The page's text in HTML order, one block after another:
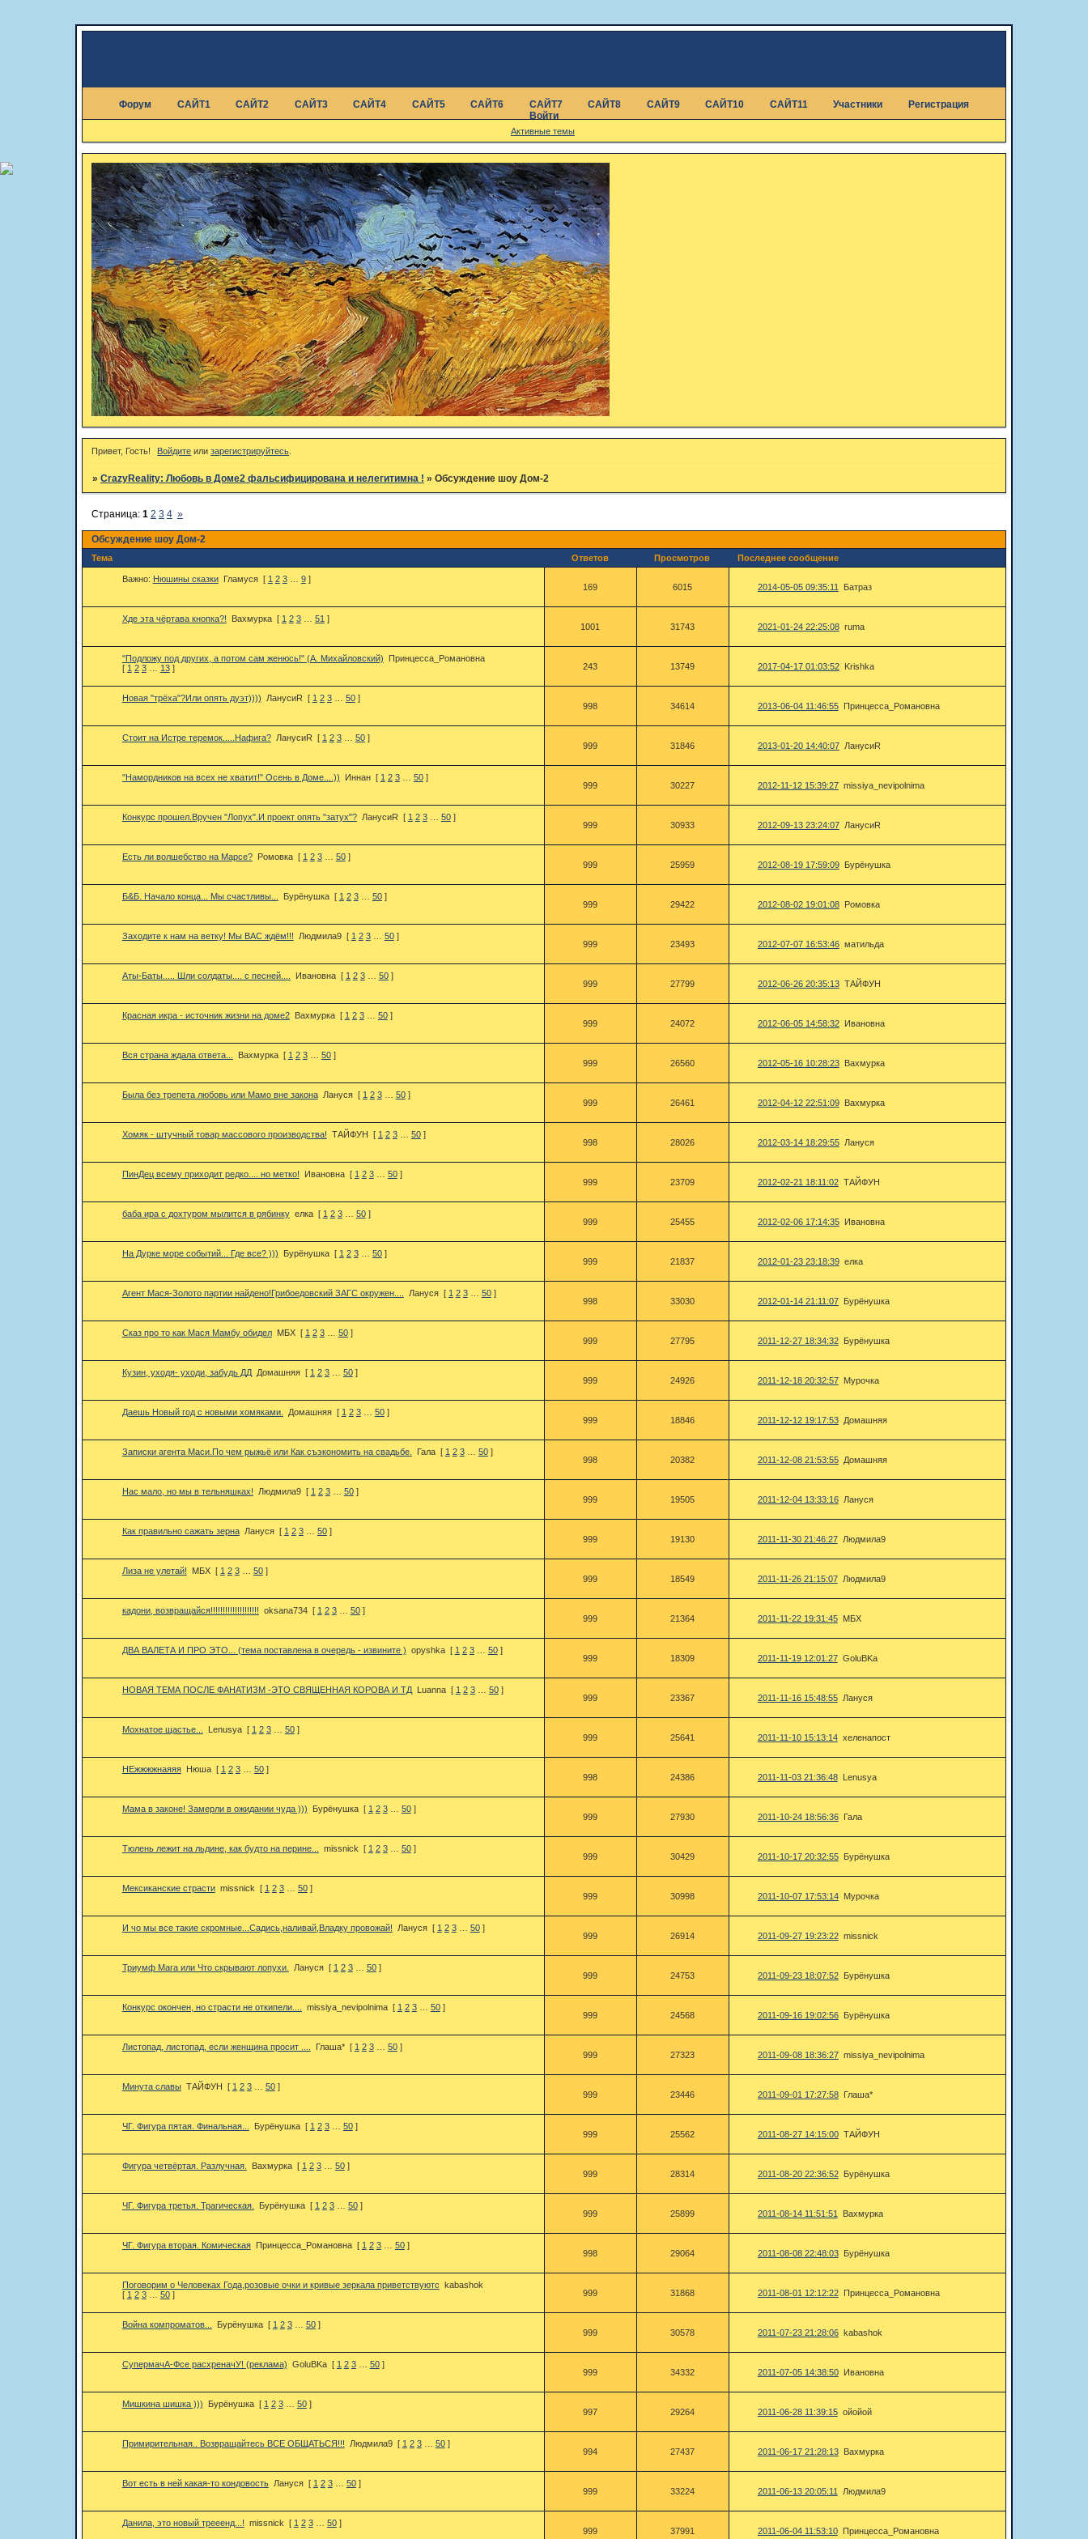
Форум САЙТ1 САЙТ2 САЙТ3 САЙТ4 САЙТ5 САЙТ6 САЙТ7 САЙТ8 САЙТ9 САЙТ10 САЙТ11 Участники
Регистрация
Войти
Активные темы
Привет, Гость! Войдите илизарегистрируйтесь
» CrazyReality: Любовь в Доме2 фальсифицирована и нелегитимна ! » Обсуждение шоу Дом-2
Обсуждение шоу Дом-2
Страница: 1 2 3 4 »
Тема Ответов Просмотров Последнее сообщение
Важно: Нюшины сказки Гламуся [ 1 2 3 9 ]
169
6015 2014-05-05 09:35:11 Батраз
Хде эта чёртава кнопка?! Вахмурка [ 1 2 3 51 ]
1001
31743 2021-01-24 22:25:08 ruma
"Подложу под других, а потом сам женюсь!" (А. Михайловский)
Принцесса_Романовна
[ 1 2 3 13 ] 243 13749 2017-04-17 01:03:52 Krishka
Новая "трёха"?Или опять дуэт)))) ЛанусиR [ 1 2 3 50 ]
998
34614 2013-06-04 11:46:55 Принцесса_Романовна
Стоит на Истре теремок.....Нафига? ЛанусиR [ 1 2 3 50 ]
999
31846 2013-01-20 14:40:07 ЛанусиR
"Намордников на всех не хватит!" Осень в Доме....)) Иннан [ 1 2 3 50 ]
999
30227 2012-11-12 15:39:27 missiya_nevipolnima
Конкурс прошел.Вручен "Лопух".И проект опять "затух"? ЛанусиR [ 1 2 3 50 ]
999
30933 2012-09-13 23:24:07 ЛанусиR
Есть ли волшебство на Марсе? Ромовка [ 1 2 3 50 ]
999
25959 2012-08-19 17:59:09 Бурёнушка
Б&Б. Начало конца... Мы счастливы... Бурёнушка [ 1 2 3 50 ]
999
29422 2012-08-02 19:01:08 Ромовка
Заходите к нам на ветку! Мы ВАС ждём!!! Людмила9 [ 1 2 3 50 ]
999
23493 2012-07-07 16:53:46 матильда
Аты-Баты..... Шли солдаты.... с песней.... Ивановна [ 1 2 3 50 ]
999
27799 2012-06-26 20:35:13 ТАЙФУН
Красная икра - источник жизни на доме2 Вахмурка [ 1 2 3 50 ]
999
24072 2012-06-05 14:58:32 Ивановна
Вся страна ждала ответа... Вахмурка [ 1 2 3 50 ]
999
26560 2012-05-16 10:28:23 Вахмурка
Была без трепета любовь или Мамо вне закона Лануся [ 1 2 3 50 ]
999
26461 2012-04-12 22:51:09 Вахмурка
Хомяк - штучный товар массового производства! ТАЙФУН [ 1 2 3 50 ]
998
28026 2012-03-14 18:29:55 Лануся
ПинДец всему приходит редко.... но метко! Ивановна [ 1 2 3 50 ]
999
23709 2012-02-21 18:11:02 ТАЙФУН
баба ира с дохтуром мылится в рябинку елка [ 1 2 3 50 ]
999
25455 2012-02-06 17:14:35 Ивановна
На Дурке море событий... Где все? ))) Бурёнушка [ 1 2 3 50 ]
999
21837 2012-01-23 23:18:39 елка
Агент Мася-Золото партии найдено!Грибоедовский ЗАГС окружен.... Лануся [ 1 2 3 50 ]
998
33030 2012-01-14 21:11:07 Бурёнушка
Сказ про то как Мася Мамбу обидел МБХ [ 1 2 3 50 ]
999
27795 2011-12-27 18:34:32 Бурёнушка
Кузин, уходя- уходи, забудь ДД Домашняя [ 1 2 3 50 ]
999
24926 2011-12-18 20:32:57 Мурочка
Даешь Новый год с новыми хомяками. Домашняя [ 1 2 3 50 ]
999
18846 2011-12-12 19:17:53 Домашняя
Записки агента Маси.По чем рыжьё или Как съэкономить на свадьбе. Гала [ 1 2 3 50 ]
998
20382 2011-12-08 21:53:55 Домашняя
Нас мало, но мы в тельняшках! Людмила9 [ 1 2 3 50 ]
999
19505 2011-12-04 13:33:16 Лануся
Как правильно сажать зерна Лануся [ 1 2 3 50 ]
999
19130 2011-11-30 21:46:27 Людмила9
Лиза не улетай! МБХ [ 1 2 3 50 ]
999
18549 2011-11-26 21:15:07 Людмила9
кадони, возвращайся!!!!!!!!!!!!!!!!!!!! oksana734 [ 1 2 3 50 ]
999
21364 2011-11-22 19:31:45 МБХ
ДВА ВАЛЕТА И ПРО ЭТО... (тема поставлена в очередь - извините ) opyshka [ 1 2 3 50 ]
999
18309 2011-11-19 12:01:27 GoluBKa
НОВАЯ ТЕМА ПОСЛЕ ФАНАТИЗМ -ЭТО СВЯЩЕННАЯ КОРОВА И ТД Luanna [ 1 2 3 50 ]
999
23367 2011-11-16 15:48:55 Лануся
Мохнатое щастье... Lenusya [ 1 2 3 50 ]
999
25641 2011-11-10 15:13:14 хеленапост
НЕжжжжнаяяя Нюша [ 1 2 3 50 ]
998
24386 2011-11-03 21:36:48 Lenusya
Мама в законе! Замерли в ожидании чуда ))) Бурёнушка [ 1 2 3 50 ]
999
27930 2011-10-24 18:56:36 Гала
Тюлень лежит на льдине, как будто на перине... missnick [ 1 2 3 50 ]
999
30429 2011-10-17 20:32:55 Бурёнушка
Мексиканские страсти missnick [ 1 2 3 50 ]
999
30998 2011-10-07 17:53:14 Мурочка
И чо мы все такие скромные...Садись,наливай,Владку провожай! Лануся [ 1 2 3 50 ]
999
26914 2011-09-27 19:23:22 missnick
Триумф Мага или Что скрывают лопухи. Лануся [ 1 2 3 50 ]
999
24753 2011-09-23 18:07:52 Бурёнушка
Конкурс окончен, но страсти не откипели.... missiya_nevipolnima [ 1 2 3 50 ]
999
24568 2011-09-16 19:02:56 Бурёнушка
Листопад, листопад, если женщина просит .... Глаша* [ 1 2 3 50 ]
999
27323 2011-09-08 18:36:27 missiya_nevipolnima
Минута славы ТАЙФУН [ 1 2 3 50 ]
999
23446 2011-09-01 17:27:58 Глаша*
ЧГ. Фигура пятая. Финальная... Бурёнушка [ 1 2 3 50 ]
999
25562 2011-08-27 14:15:00 ТАЙФУН
Фигура четвёртая. Разлучная. Вахмурка [ 1 2 3 50 ]
999
28314 2011-08-20 22:36:52 Бурёнушка
ЧГ. Фигура третья. Трагическая. Бурёнушка [ 1 2 3 50 ]
999
25899 2011-08-14 11:51:51 Вахмурка
ЧГ. Фигура вторая. Комическая Принцесса_Романовна [ 1 2 3 50 ]
998
29064 2011-08-08 22:48:03 Бурёнушка
Поговорим о Человеках Года,розовые очки и кривые зеркала приветствуютс kabashok
[ 1 2 3 50 ] 999 31868 2011-08-01 12:12:22 Принцесса_Романовна
Война компроматов... Бурёнушка [ 1 2 3 50 ]
999
30578 2011-07-23 21:28:06 kabashok
СупермачА-Фсе расхреначУ! (реклама) GoluBKa [ 1 2 3 50 ]
999
34332 2011-07-05 14:38:50 Ивановна
Мишкина шишка ))) Бурёнушка [ 1 2 3 50 ]
997
29264 2011-06-28 11:39:15 ойойой
Примирительная.. Возвращайтесь ВСЕ ОБЩАТЬСЯ!!! Людмила9 [ 1 2 3 50 ]
994
27437 2011-06-17 21:28:13 Вахмурка
Вот есть в ней какая-то кондовость Лануся [ 1 2 3 50 ]
999
33224 2011-06-13 20:05:11 Людмила9
Данила, это новый трееенд...! missnick [ 1 2 3 50 ]
999
37991 2011-06-04 11:53:10 Принцесса_Романовна